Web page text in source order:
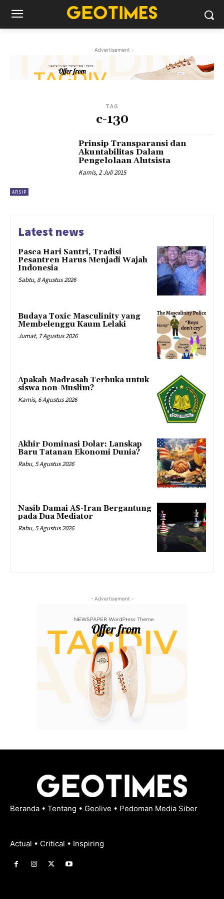
- Advertisement -
TAG
c-130
ARSIP
Prinsip Transparansi dan
Akuntabilitas Dalam
Pengelolaan Alutsista
Kamis, 2 Juli 2015
Latest news
Pasca Hari Santri, Tradisi
Pesantren Harus Menjadi Wajah
Indonesia
Sabtu, 8 Agustus 2026
Budaya Toxic Masculinity yang
Membelenggu Kaum Lelaki
Jumat, 7 Agustus 2026
Apakah Madrasah Terbuka untuk
siswa non-Muslim?
Kamis, 6 Agustus 2026
Akhir Dominasi Dolar: Lanskap
Baru Tatanan Ekonomi Dunia?
Rabu, 5 Agustus 2026
Nasib Damai AS-Iran Bergantung
pada Dua Mediator
Rabu, 5 Agustus 2026
- Advertisement -
Beranda • Tentang • Geolive • Pedoman Media Siber
Actual • Critical • Inspiring